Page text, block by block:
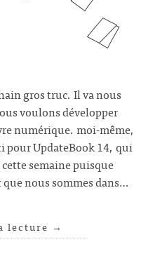
gros truc. Il va nous
voulons développer
numérique. moi-même,
pour UpdateBook 14, qui
semaine puisque
nous sommes dans…
lecture →